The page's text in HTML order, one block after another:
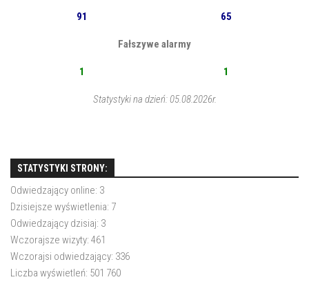
91 65
Fałszywe alarmy
1 1
Statystyki na dzień: 05.08.2026r.
STATYSTYKI STRONY:
Odwiedzający online: 3
Dzisiejsze wyświetlenia: 7
Odwiedzający dzisiaj: 3
Wczorajsze wizyty: 461
Wczorajsi odwiedzający: 336
Liczba wyświetleń: 501 760